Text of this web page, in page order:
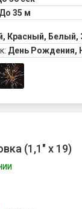
До 35 м
Красный,
День Рождения,
(1,1" х 19)